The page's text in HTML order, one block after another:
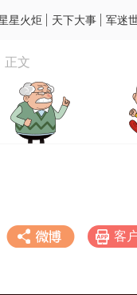
星火炬 天下大事 军迷
正文
客